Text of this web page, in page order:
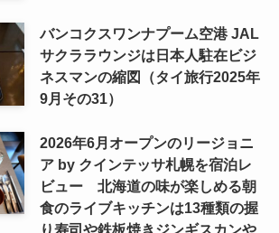
バンコクスワンナプーム空港 JAL
サクララウンジは日本人駐在ビジ
ネスマンの縮図（タイ旅行2025年
9月その31）
2026年6月オープンのリージョニ
ア by クインテッサ札幌を宿泊レ
ビュー 北海道の味が楽しめる朝
食のライブキッチンは13種類の握
り寿司や鉄板焼きジンギスカンや